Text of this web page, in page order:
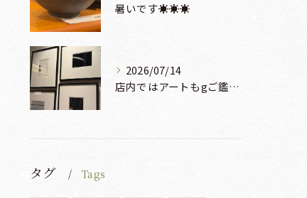
暑いです☀️☀️☀️
2026/07/14
店内ではアートもgご鑑賞いただけます♡♡♡
タグ Tags